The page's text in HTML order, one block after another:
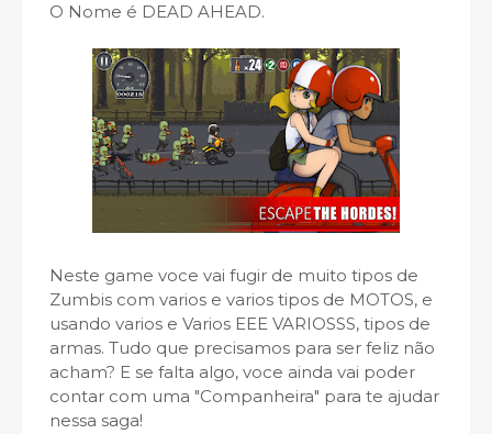
O Nome é DEAD AHEAD.
Neste game voce vai fugir de muito tipos de
Zumbis com varios e varios tipos de MOTOS, e
usando varios e Varios EEE VARIOSSS, tipos de
armas. Tudo que precisamos para ser feliz não
acham? E se falta algo, voce ainda vai poder
contar com uma "Companheira" para te ajudar
nessa saga!